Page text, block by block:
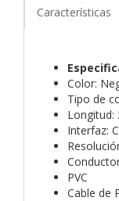
Características
Color:
Tipo de
Longitud:
Interfaz:
PVC
Cable de